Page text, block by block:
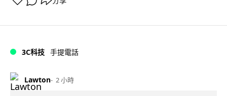
3C科技 手提電話
Lawton 2 小時